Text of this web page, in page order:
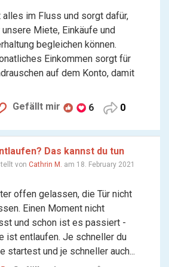
alles im Fluss und sorgt dafür,
Miete, Einkäufe und
begleichen können.
Einkommen sorgt für
auf dem Konto, damit
Gefällt mir 6 0
Das kannst du tun
von Cathrin M. am 18. February 2021
offen gelassen, die Tür nicht
Einen Moment nicht
und schon ist es passiert -
ist entlaufen. Je schneller du
startest und je schneller auch...